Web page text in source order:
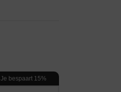
Je bespaart 15%